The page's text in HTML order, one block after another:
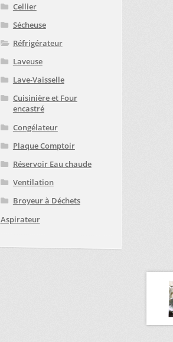
Cellier
Sécheuse
Réfrigérateur
Laveuse
Lave-Vaisselle
Cuisinière et Four
encastré
Congélateur
Plaque Comptoir
Réservoir Eau chaude
Ventilation
Broyeur à Déchets
Aspirateur